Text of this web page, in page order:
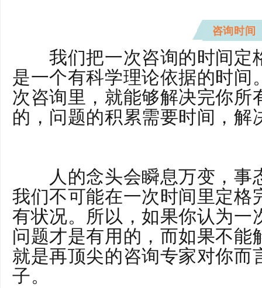
咨询时间
我们把一次咨询的时间定
是一个有科学理论依据的时
次咨询里，就能够解决完你
的，问题的积累需要时间，
人的念头会瞬息万变，事
我们不可能在一次时间里定格
有状况。所以，如果你认为一
问题才是有用的，而如果不
就是再顶尖的咨询专家对你而
子。